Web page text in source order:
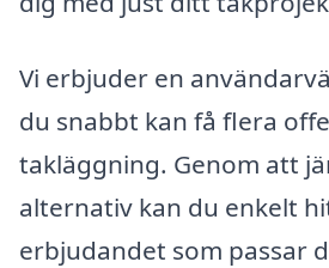
Vi erbjuder en
du snabbt kan få flera
takläggning. Genom att
alternativ kan du enkelt
erbjudandet som passar